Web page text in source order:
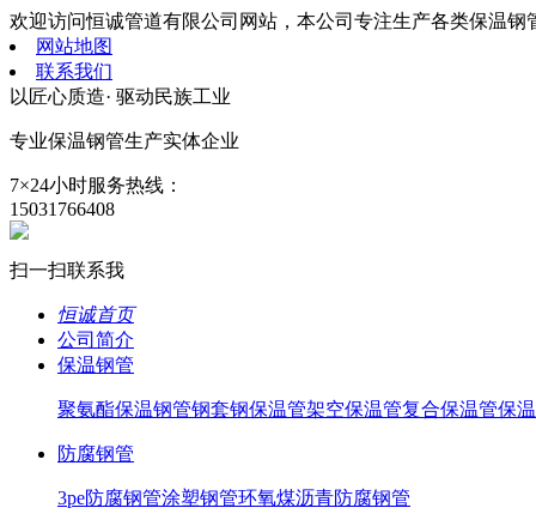
欢迎访问恒诚管道有限公司网站，本公司专注生产各类保温
网站地图
联系我们
以匠心质造· 驱动民族工业
专业保温钢管生产实体企业
7×24小时服务热线：
15031766408
扫一扫联系我
恒诚首页
公司简介
保温钢管
聚氨酯保温钢管钢套钢保温管架空保温管复合保温管保
防腐钢管
3pe防腐钢管涂塑钢管环氧煤沥青防腐钢管